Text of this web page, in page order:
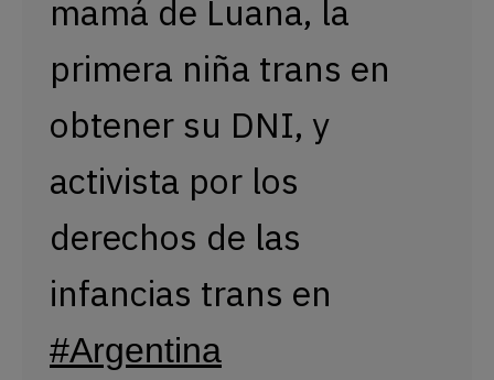
mamá de Luana, la
primera niña trans en
obtener su DNI, y
activista por los
derechos de las
infancias trans en
#Argentina